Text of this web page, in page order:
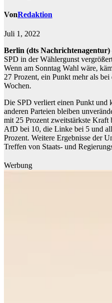
VonRedaktion
Juli 1, 2022
Berlin (dts Nachrichtenagentur)
SPD in der Wählergunst
Wenn am Sonntag Wahl wäre,
27 Prozent, ein Punkt mehr als
Wochen.
Die SPD verliert einen Punkt und
anderen Parteien bleiben
mit 25 Prozent zweitstärkste
AfD bei 10, die Linke bei 5 und
Prozent. Weitere Ergebnisse der
Treffen von Staats- und
Werbung